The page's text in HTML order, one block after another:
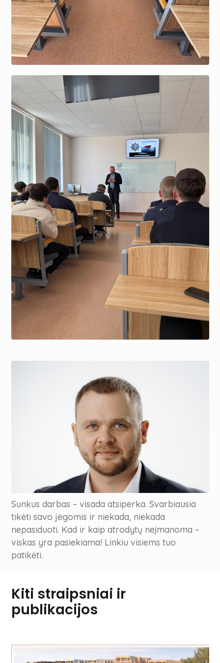
Sunkus darbas – visada atsiperka. Svarbiausia
tikėti savo jėgomis ir niekada, niekada
nepasiduoti. Kad ir kaip atrodytų neįmanoma –
viskas yra pasiekiama! Linkiu visiems tuo
patikėti.
Kiti straipsniai ir
publikacijos